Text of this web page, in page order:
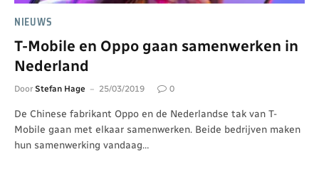
NIEUWS
T-Mobile en Oppo gaan samenwerken in
Nederland
Door Stefan Hage 25/03/2019 0
De Chinese fabrikant Oppo en de Nederlandse tak van T-
Mobile gaan met elkaar samenwerken. Beide bedrijven maken
hun samenwerking vandaag…